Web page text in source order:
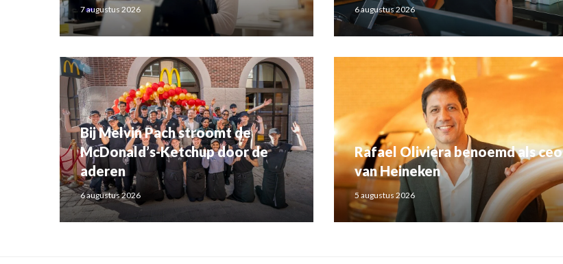
7 augustus 2026 6 augustus 2026
Bij Melvin Pach stroomt de
McDonald’s-Ketchup door de
aderen
6 augustus 2026
Rafael Oliviera benoemd als ceo
van Heineken
5 augustus 2026